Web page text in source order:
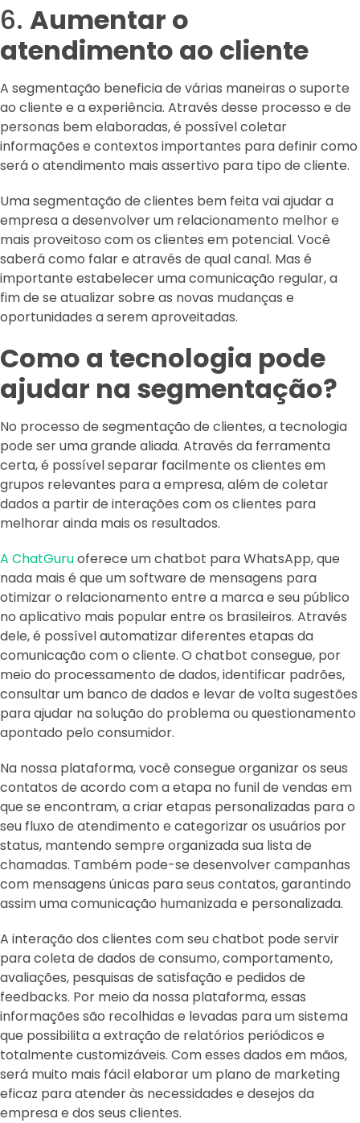
6. Aumentar o
atendimento ao cliente
A segmentação beneficia de várias maneiras o suporte
ao cliente e a experiência. Através desse processo e de
personas bem elaboradas, é possível coletar
informações e contextos importantes para definir como
será o atendimento mais assertivo para tipo de cliente.
Uma segmentação de clientes bem feita vai ajudar a
empresa a desenvolver um relacionamento melhor e
mais proveitoso com os clientes em potencial. Você
saberá como falar e através de qual canal. Mas é
importante estabelecer uma comunicação regular, a
fim de se atualizar sobre as novas mudanças e
oportunidades a serem aproveitadas.
Como a tecnologia pode
ajudar na segmentação?
No processo de segmentação de clientes, a tecnologia
pode ser uma grande aliada. Através da ferramenta
certa, é possível separar facilmente os clientes em
grupos relevantes para a empresa, além de coletar
dados a partir de interações com os clientes para
melhorar ainda mais os resultados.
A ChatGuruoferece um chatbot para WhatsApp, que
nada mais é que um software de mensagens para
otimizar o relacionamento entre a marca e seu público
no aplicativo mais popular entre os brasileiros. Através
dele, é possível automatizar diferentes etapas da
comunicação com o cliente. O chatbot consegue, por
meio do processamento de dados, identificar padrões,
consultar um banco de dados e levar de volta sugestões
para ajudar na solução do problema ou questionamento
apontado pelo consumidor.
Na nossa plataforma, você consegue organizar os seus
contatos de acordo com a etapa no funil de vendas em
que se encontram, a criar etapas personalizadas para o
seu fluxo de atendimento e categorizar os usuários por
status, mantendo sempre organizada sua lista de
chamadas. Também pode-se desenvolver campanhas
com mensagens únicas para seus contatos, garantindo
assim uma comunicação humanizada e personalizada.
A interação dos clientes com seu chatbot pode servir
para coleta de dados de consumo, comportamento,
avaliações, pesquisas de satisfação e pedidos de
feedbacks. Por meio da nossa plataforma, essas
informações são recolhidas e levadas para um sistema
que possibilita a extração de relatórios periódicos e
totalmente customizáveis. Com esses dados em mãos,
será muito mais fácil elaborar um plano de marketing
eficaz para atender às necessidades e desejos da
empresa e dos seus clientes.